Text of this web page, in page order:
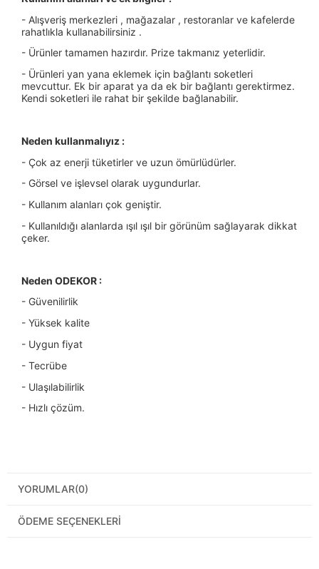
- Alışveriş merkezleri , mağazalar , restoranlar ve kafelerde
rahatlıkla kullanabilirsiniz .
- Ürünler tamamen hazırdır. Prize takmanız yeterlidir.
- Ürünleri yan yana eklemek için bağlantı soketleri
mevcuttur. Ek bir aparat ya da ek bir bağlantı gerektirmez.
Kendi soketleri ile rahat bir şekilde bağlanabilir.
Neden kullanmalıyız :
- Çok az enerji tüketirler ve uzun ömürlüdürler.
- Görsel ve işlevsel olarak uygundurlar.
- Kullanım alanları çok geniştir.
- Kullanıldığı alanlarda ışıl ışıl bir görünüm sağlayarak dikkat
çeker.
Neden ODEKOR :
- Güvenilirlik
- Yüksek kalite
- Uygun fiyat
- Tecrübe
- Ulaşılabilirlik
- Hızlı çözüm.
YORUMLAR(0)
ÖDEME SEÇENEKLERI